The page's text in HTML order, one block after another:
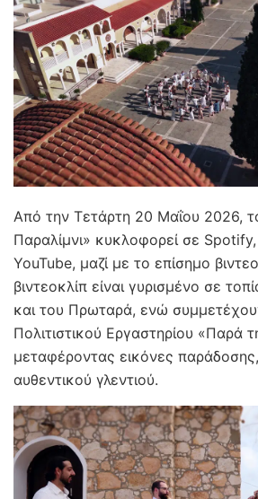
Από την Τετάρτη 20 Μαΐου 2026,
Παραλίμνι» κυκλοφορεί σε
YouTube, μαζί με το επίσημο
βιντεοκλίπ είναι γυρισμένο σε
και του Πρωταρά, ενώ
Πολιτιστικού Εργαστηρίου «Παρά
μεταφέροντας εικόνες
αυθεντικού γλεντιού.